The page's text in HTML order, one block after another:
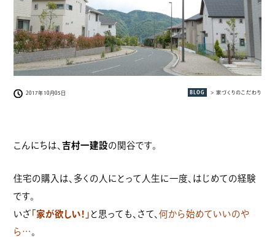
2017年10月05日 BLOG > 家づくりのこだわり
こんにちは、吉村一建設の関谷です。
住宅の購入は、多くの人にとって人生に一度、はじめての経験
です。
いざ 「家が欲しい！」 と思っても、さて、何から始めていいのや
ら… 。